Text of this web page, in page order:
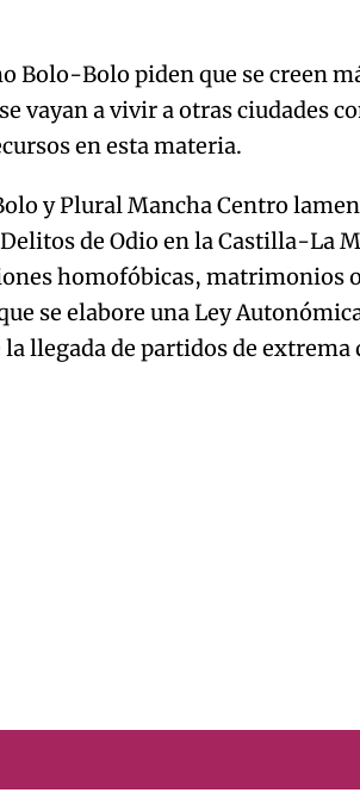
Bolo-Bolo piden que se creen
vayan a vivir a otras ciudades
en esta materia.
y Plural Mancha Centro
de Odio en la Castilla-La
homofóbicas, matrimonios
se elabore una Ley
llegada de partidos de extrema